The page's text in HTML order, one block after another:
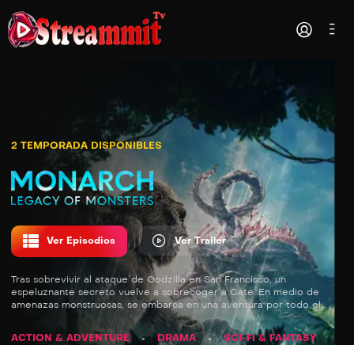
2 TEMPORADA DISPONIBLES
Ver Episodios Ver Trailer
Tras sobrevivir al ataque de Godzilla en San Francisco, un
espeluznante secreto vuelve a sobrecoger a Cate. En medio de
amenazas monstruosas, se embarca en una aventura por todo el
mundo para descubrir la verdad sobre su familia y la misteriosa
organización conocida como Monarca.
ACTION & ADVENTURE DRAMA SCI-FI & FANTASY